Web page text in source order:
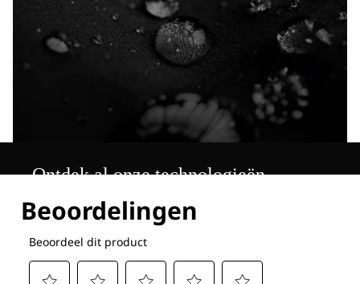
Ontdek al onze technologieën